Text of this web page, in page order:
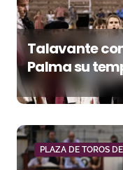
Talavante
Palma su
figura y el
premio a
PLAZA DE TOROS